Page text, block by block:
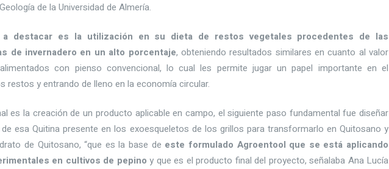
de la Universidad de Almería.
destacar es la utilización en su dieta de restos vegetales procedentes de las
de invernadero en un alto porcentaje, obteniendo resultados similares en cuanto al valor
con pienso convencional, lo cual les permite jugar un papel importante en el
restos y entrando de lleno en la economía circular.
es la creación de un producto aplicable en campo, el siguiente paso fundamental fue diseñar
esa Quitina presente en los exoesqueletos de los grillos para transformarlo en Quitosano y
de Quitosano, “que es la base de este formulado Agroentool que se está aplicando
en cultivos de pepino y que es el producto final del proyecto, señalaba Ana Lucía